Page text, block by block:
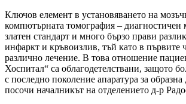
Ключов елемент в установяването на
компютърната томография – диагностичен
златен стандарт и много бързо прави
инфаркт и кръвоизлив, тъй като в първите
различно лечение. В това отношение
Хоспитал“ са облагодетелствани, защото
с последно поколение апаратура за образна
посочи началникът на отделението д-р